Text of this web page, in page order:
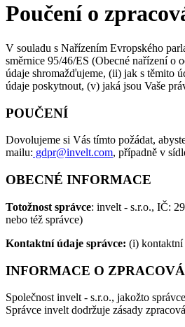
Poučení o
V souladu s Nařízením Evropského
směrnice 95/46/ES (Obecné nařízení o
údaje shromažďujeme, (ii) jak s těmito
údaje poskytnout, (v) jaká jsou Vaše
POUČENÍ
Dovolujeme si Vás tímto požádat,
mailu: gdpr@invelt.com, případně v
OBECNÉ INFORMACE
Totožnost správce: invelt - s.r.o., IČ:
nebo též správce)
Kontaktní údaje správce: (i) kontaktní
INFORMACE O
Společnost invelt - s.r.o., jakožto
Správce invelt dodržuje zásady